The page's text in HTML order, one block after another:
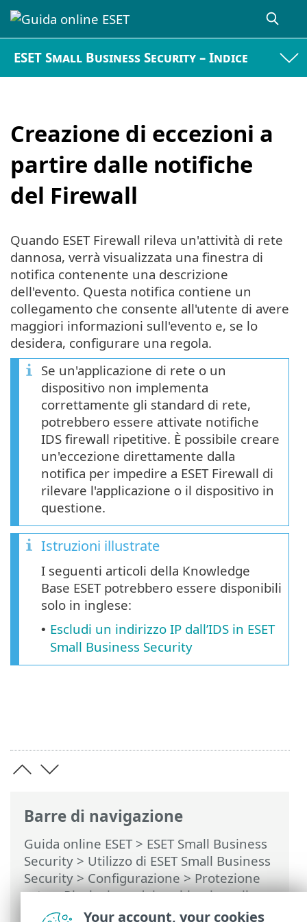
ESET Small Business Security – Indice
Creazione di eccezioni a
partire dalle notifiche
del Firewall
Barre di navigazione
Guida online ESET> ESET Small Business
Security > Utilizzo di ESET Small Business
Security>Configurazione>Protezione
rete>Risoluzione dei problemi con il
firewall > Creazione di eccezioni a partire
Quando ESET Firewall rileva un'attività di rete
dannosa, verrà visualizzata una finestra di
notifica contenente una descrizione
dell'evento. Questa notifica contiene un
collegamento che consente all'utente di avere
maggiori informazioni sull'evento e, se lo
desidera, configurare una regola.
Se un'applicazione di rete o un
dispositivo non implementa
correttamente gli standard di rete,
potrebbero essere attivate notifiche
IDS firewall ripetitive. È possibile creare
un'eccezione direttamente dalla
notifica per impedire a ESET Firewall di
rilevare l'applicazione o il dispositivo in
questione.
Istruzioni illustrate
I seguenti articoli della Knowledge
Base ESET potrebbero essere disponibili
solo in inglese:
• Escludi un indirizzo IP dall’IDS in ESET
Small Business Security
Your account, your cookies